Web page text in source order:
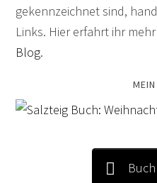
gekennzeichnet sind,
Links. Hier erfahrt ihr
Blog.